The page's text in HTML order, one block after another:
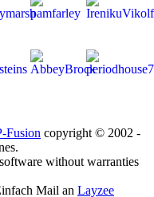
Fusion copyright © 2002 -
without warranties
Mail an Layzee